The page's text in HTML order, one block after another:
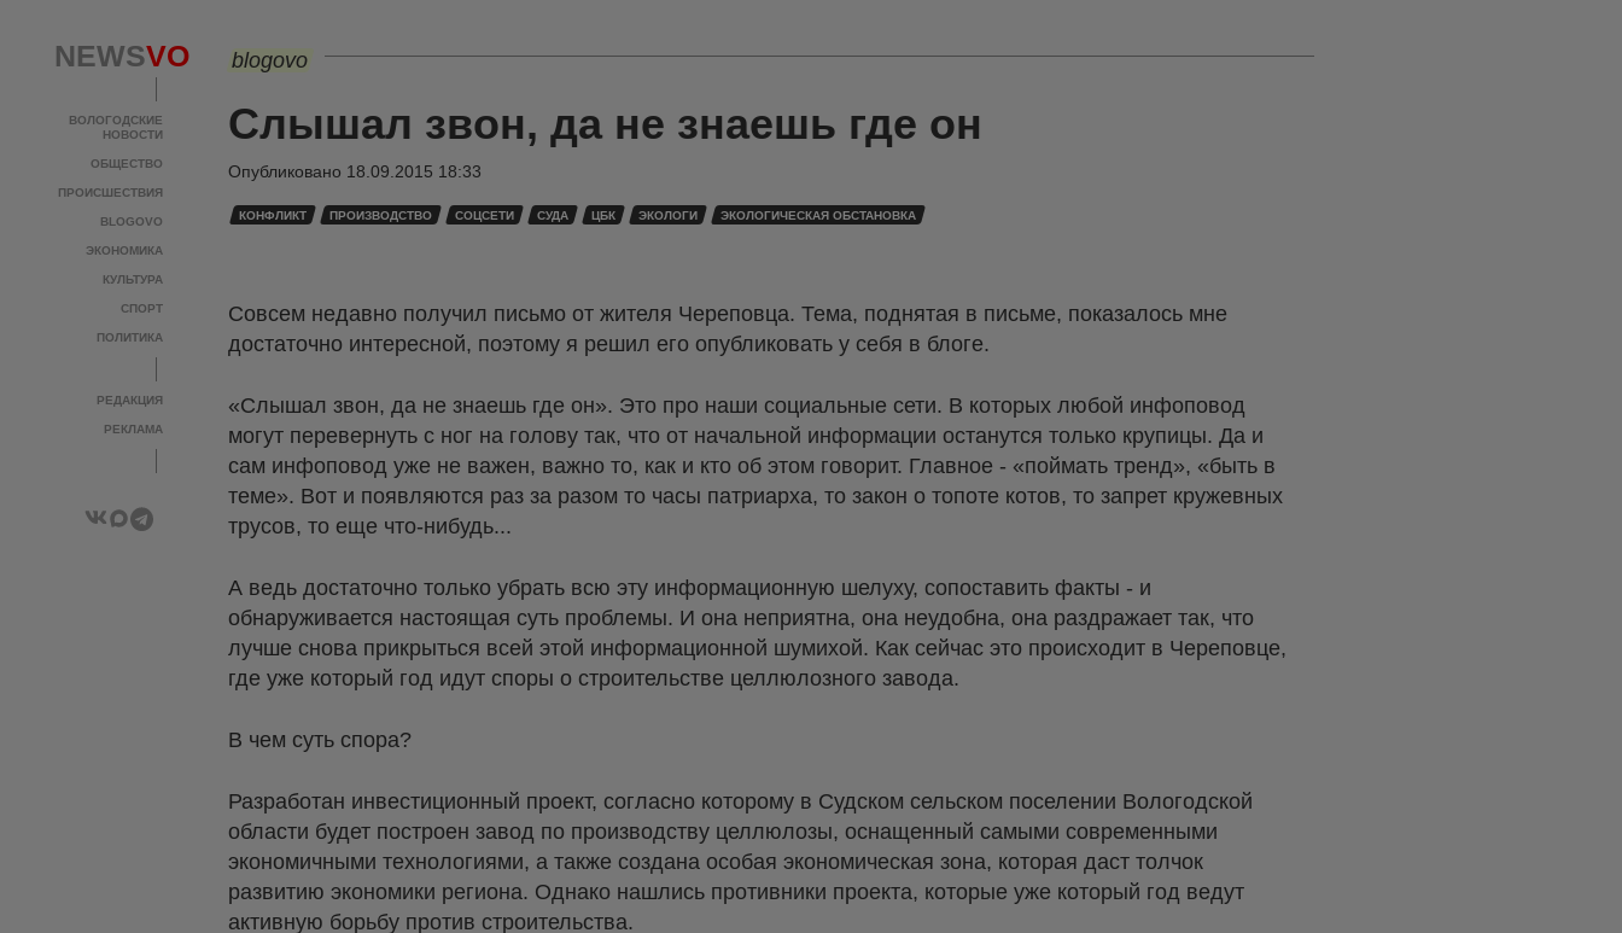
NEWSVO
ВОЛОГОДСКИЕ
НОВОСТИ
ОБЩЕСТВО
ПРОИСШЕСТВИЯ
BLOGOVO
ЭКОНОМИКА
КУЛЬТУРА
СПОРТ
ПОЛИТИКА
РЕДАКЦИЯ
РЕКЛАМА
blogovo
Слышал звон, да не знаешь где он
Опубликовано 18.09.2015 18:33
КОНФЛИКТ ПРОИЗВОДСТВО СОЦСЕТИ СУДА ЦБК ЭКОЛОГИ ЭКОЛОГИЧЕСКАЯ ОБСТАНОВКА
Совсем недавно получил письмо от жителя Череповца. Тема, поднятая в письме, показалось мне
достаточно интересной, поэтому я решил его опубликовать у себя в блоге.
«Слышал звон, да не знаешь где он». Это про наши социальные сети. В которых любой инфоповод
могут перевернуть с ног на голову так, что от начальной информации останутся только крупицы. Да и
сам инфоповод уже не важен, важно то, как и кто об этом говорит. Главное - «поймать тренд», «быть в
теме». Вот и появляются раз за разом то часы патриарха, то закон о топоте котов, то запрет кружевных
трусов, то еще что-нибудь...
А ведь достаточно только убрать всю эту информационную шелуху, сопоставить факты - и
обнаруживается настоящая суть проблемы. И она неприятна, она неудобна, она раздражает так, что
лучше снова прикрыться всей этой информационной шумихой. Как сейчас это происходит в Череповце,
где уже который год идут споры о строительстве целлюлозного завода.
В чем суть спора?
Разработан инвестиционный проект, согласно которому в Судском сельском поселении Вологодской
области будет построен завод по производству целлюлозы, оснащенный самыми современными
экономичными технологиями, а также создана особая экономическая зона, которая даст толчок
развитию экономики региона. Однако нашлись противники проекта, которые уже который год ведут
активную борьбу против строительства.